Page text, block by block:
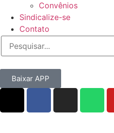
Convênios
Sindicalize-se
Contato
Baixar APP